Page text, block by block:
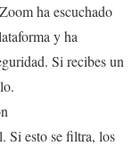
ha escuchado
y ha
Si recibes un
Si esto se filtra, los